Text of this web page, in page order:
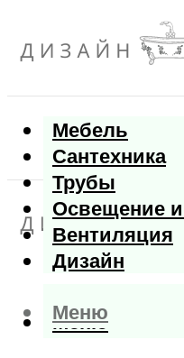
Мебель
Сантехника
Трубы
Освещение и
Вентиляция
Дизайн
Меню
Меню